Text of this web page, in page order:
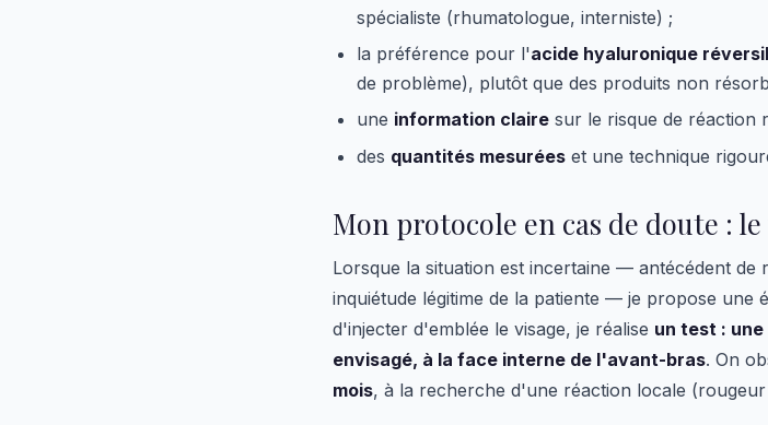
spécialiste (rhumatologue, interniste) ;
la préférence pour l'acide hyaluronique
de problème), plutôt que des produits non
une information claire sur le risque de réaction
des quantités mesurées et une technique
Mon protocole en cas de doute :
Lorsque la situation est incertaine — antécédent de
inquiétude légitime de la patiente — je propose une
d'injecter d'emblée le visage, je réalise un test :
envisagé, à la face interne de l'avant-bras. On
mois, à la recherche d'une réaction locale